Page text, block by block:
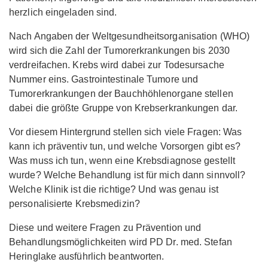
herzlich eingeladen sind.
Nach Angaben der Weltgesundheitsorganisation (WHO)
wird sich die Zahl der Tumorerkrankungen bis 2030
verdreifachen. Krebs wird dabei zur Todesursache
Nummer eins. Gastrointestinale Tumore und
Tumorerkrankungen der Bauchhöhlenorgane stellen
dabei die größte Gruppe von Krebserkrankungen dar.
Vor diesem Hintergrund stellen sich viele Fragen: Was
kann ich präventiv tun, und welche Vorsorgen gibt es?
Was muss ich tun, wenn eine Krebsdiagnose gestellt
wurde? Welche Behandlung ist für mich dann sinnvoll?
Welche Klinik ist die richtige? Und was genau ist
personalisierte Krebsmedizin?
Diese und weitere Fragen zu Prävention und
Behandlungsmöglichkeiten wird PD Dr. med. Stefan
Heringlake ausführlich beantworten.